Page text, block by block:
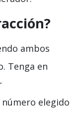
ambos
Tenga en
elegido